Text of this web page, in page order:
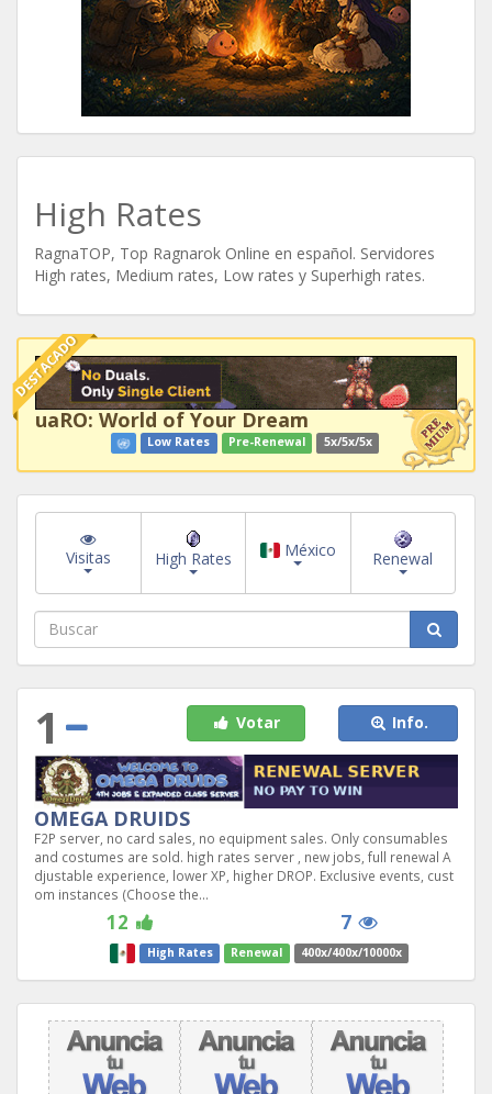
High Rates
RagnaTOP, Top Ragnarok Online en español. Servidores
High rates, Medium rates, Low rates y Superhigh rates.
DESTACADO
uaRO: World of Your Dream
Low Rates Pre-Renewal 5x/5x/5x
Visitas High Rates México Renewal
1 Votar Info.
OMEGA DRUIDS
F2P server, no card sales, no equipment sales. Only consumables
and costumes are sold. high rates server , new jobs, full renewal A
djustable experience, lower XP, higher DROP. Exclusive events, cust
om instances (Choose the...
12 7
High Rates Renewal 400x/400x/10000x